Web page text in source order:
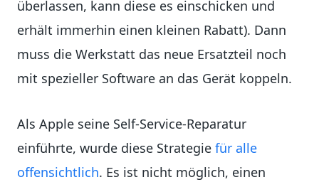
überlassen, kann diese es einschicken und
erhält immerhin einen kleinen Rabatt). Dann
muss die Werkstatt das neue Ersatzteil noch
mit spezieller Software an das Gerät koppeln.
Als Apple seine Self-Service-Reparatur
einführte, wurde diese Strategie für alle
offensichtlich. Es ist nicht möglich, einen